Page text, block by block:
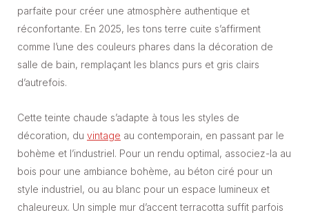
parfaite pour créer une atmosphère authentique et
réconfortante. En 2025, les tons terre cuite s’affirment
comme l’une des couleurs phares dans la décoration de
salle de bain, remplaçant les blancs purs et gris clairs
d’autrefois.
Cette teinte chaude s’adapte à tous les styles de
décoration, du vintage au contemporain, en passant par le
bohème et l’industriel. Pour un rendu optimal, associez-la au
bois pour une ambiance bohème, au béton ciré pour un
style industriel, ou au blanc pour un espace lumineux et
chaleureux. Un simple mur d’accent terracotta suffit parfois